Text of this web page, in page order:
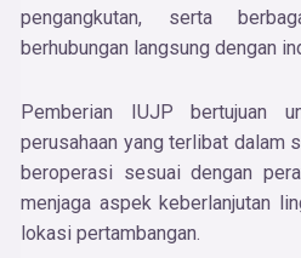
pengangkutan, serta
berhubungan langsung dengan
Pemberian IUJP bertujuan
perusahaan yang terlibat dalam
beroperasi sesuai dengan
menjaga aspek keberlanjutan
lokasi pertambangan.